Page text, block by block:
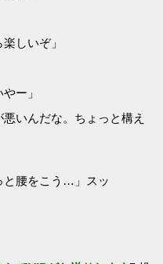
しいぞ」
ー」
いんだな。ちょっと構え
と腰をこう…」スッ